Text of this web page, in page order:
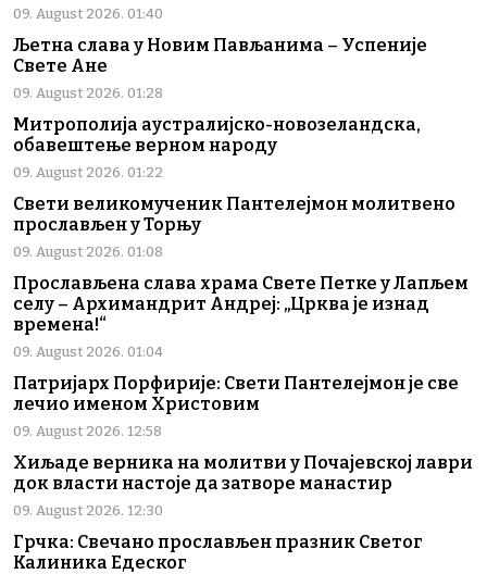
09. August 2026. 01:40
Љетна слава у Новим Пављанима – Успеније
Свете Ане
09. August 2026. 01:28
Митрополија аустралијско-новозеландска,
обавештење верном народу
09. August 2026. 01:22
Свети великомученик Пантелејмон молитвено
прослављен у Торњу
09. August 2026. 01:08
Прослављена слава храма Свете Петке у Лапљем
селу – Архимандрит Андреј: „Црква је изнад
времена!“
09. August 2026. 01:04
Патријарх Порфирије: Свети Пантелејмон је све
лечио именом Христовим
09. August 2026. 12:58
Хиљаде верника на молитви у Почајевској лаври
док власти настоје да затворе манастир
09. August 2026. 12:30
Грчка: Свечано прослављен празник Светог
Калиника Едеског